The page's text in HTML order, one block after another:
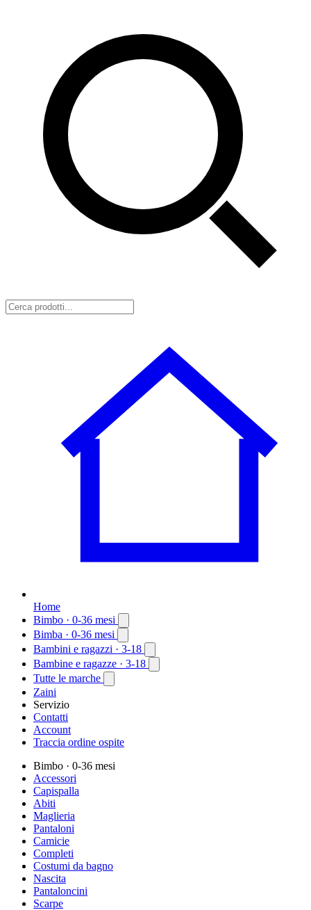
Home
Bimbo · 0-36 mesi
Bimba · 0-36 mesi
Bambini e ragazzi · 3-18
Bambine e ragazze · 3-18
Tutte le marche
Zaini
Servizio
Contatti
Account
Traccia ordine ospite
Bimbo · 0-36 mesi
Accessori
Capispalla
Abiti
Maglieria
Pantaloni
Camicie
Completi
Costumi da bagno
Nascita
Pantaloncini
Scarpe